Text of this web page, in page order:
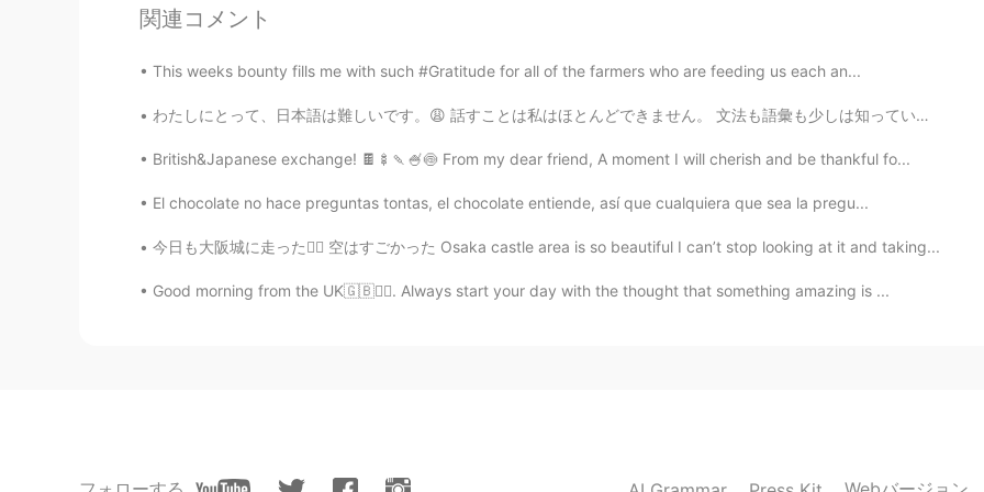
尹小林
Bradley 2020.06.10 10:51
非常及時和有用的信息！
CN EN
関連コメント
This weeks bounty fills me with such #Gratitude for all of the farmers who are feeding us each an...
わたしにとって、日本語は難しいです。😩 話すことは私はほとんどできません。 文法も語彙も少しは知っていますが、話そうとすると私の脳が散歩に行ったかのように何も話せなくなります。なぜこんなことにな...
British&Japanese exchange! 🍫🍢🍡🍧🍥 From my dear friend, A moment I will cherish and be thankful fo...
El chocolate no hace preguntas tontas, el chocolate entiende, así que cualquiera que sea la pregu...
今日も大阪城に走った🏃‍♂️ 空はすごかった Osaka castle area is so beautiful I can’t stop looking at it and taking...
Good morning from the UK🇬🇧🙋‍♀️. Always start your day with the thought that something amazing is ...